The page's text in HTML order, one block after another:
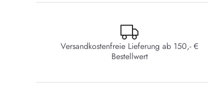
Versandkostenfreie Lieferung ab 150,- €
Bestellwert